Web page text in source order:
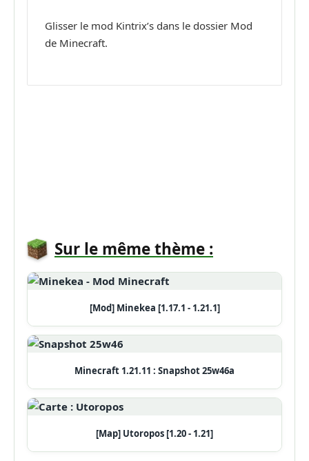
Glisser le mod Kintrix’s dans le dossier Mod
de Minecraft.
Sur le même thème :
[Mod] Minekea [1.17.1 - 1.21.1]
Minecraft 1.21.11 : Snapshot 25w46a
[Map] Utoropos [1.20 - 1.21]